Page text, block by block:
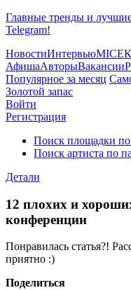
Главные тренды и
Telegram!
НовостиИнтервьюMICE
АфишаАвторыВакансии
Популярное за месяц
Золотой запас
Войти
Регистрация
Поиск площадки по
Поиск артиста по
Детали
12 плохих и
конференции
Понравилась статья?!
приятно :)
Поделиться